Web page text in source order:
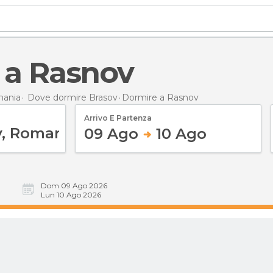
a Rasnov
Dove dormire Brasov Dormire a Rasnov
Arrivo E Partenza
09 Ago 10 Ago
Dom 09 Ago 2026
Lun 10 Ago 2026